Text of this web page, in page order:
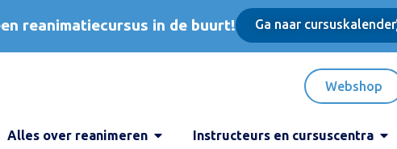
reanimatiecursus in de buurt! Ga naar cursuskalender
Webshop
Alles over reanimeren Instructeurs en cursuscentra